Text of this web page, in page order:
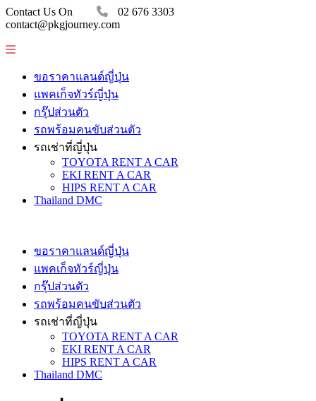
Contact Us On
02 676 3303
contact@pkgjourney.com
ขอราคาแลนด์ญี่ปุ่น
แพคเก็จทัวร์ญี่ปุ่น
กรุ๊ปส่วนตัว
รถพร้อมคนขับส่วนตัว
รถเช่าที่ญี่ปุ่น
TOYOTA RENT A CAR
EKI RENT A CAR
HIPS RENT A CAR
Thailand DMC
ขอราคาแลนด์ญี่ปุ่น
แพคเก็จทัวร์ญี่ปุ่น
กรุ๊ปส่วนตัว
รถพร้อมคนขับส่วนตัว
รถเช่าที่ญี่ปุ่น
TOYOTA RENT A CAR
EKI RENT A CAR
HIPS RENT A CAR
Thailand DMC